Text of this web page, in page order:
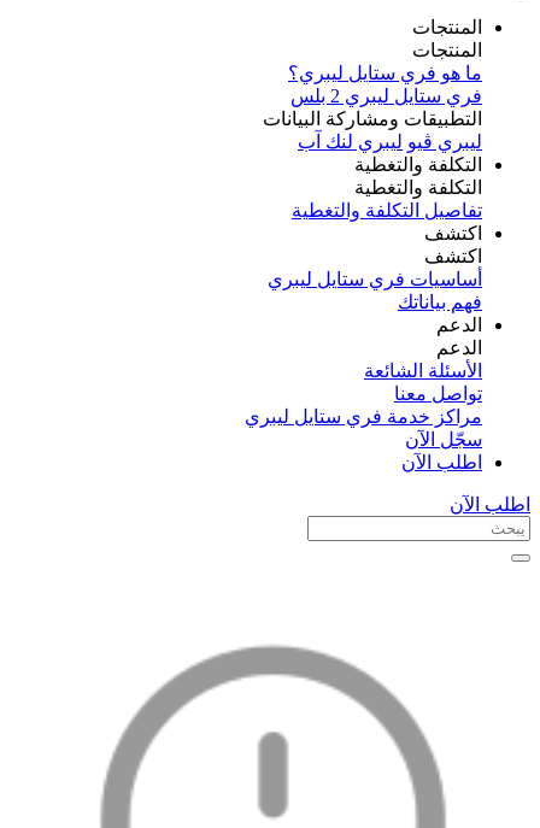
المنتجات
المنتجات
ما هو فري ستايل ليبري؟
فري ستايل ليبري 2 بلس​
التطبيقات ومشاركة البيانات
ليبري ڤيو ليبري لنك آب
التكلفة والتغطية
التكلفة والتغطية
تفاصيل التكلفة والتغطية
اكتشف​
اكتشف​
أساسيات فري ستايل ليبري
فهم بياناتك
الدعم
الدعم
الأسئلة الشائعة
تواصل معنا
مراكز خدمة فري ستايل ليبري
سجّل الآن​
اطلب الآن
اطلب الآن